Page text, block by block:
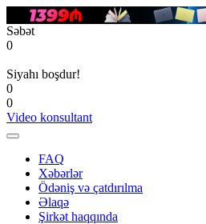
Səbət
0
Siyahı boşdur!
0
0
Video konsultant
FAQ
Xəbərlər
Ödəniş və çatdırılma
Əlaqə
Şirkət haqqında